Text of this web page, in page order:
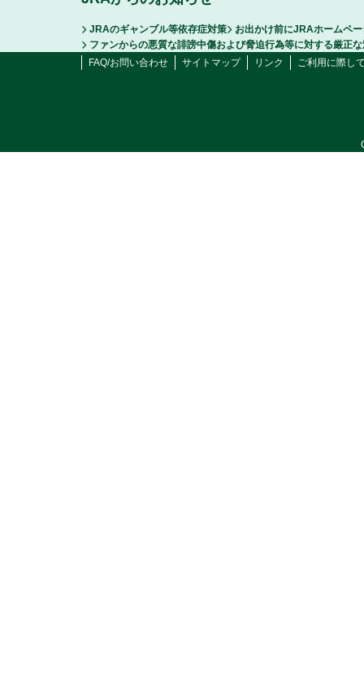
JRAのギャンブル等依存症対策
お出かけ前にJRAホームペ
ファンからの悪質な誹謗中傷および脅迫行為等に対する厳正
FAQ/お問い合わせ
サイトマップ リンク ご利用に際し